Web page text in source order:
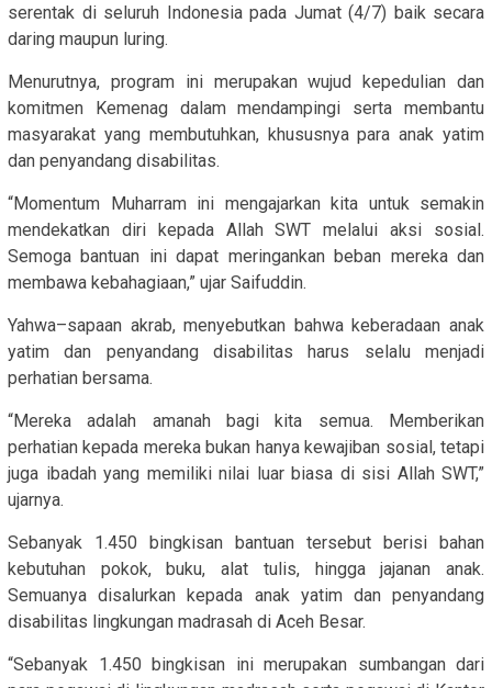
serentak di seluruh Indonesia pada Jumat (4/7) baik secara
daring maupun luring.
Menurutnya, program ini merupakan wujud kepedulian dan
komitmen Kemenag dalam mendampingi serta membantu
masyarakat yang membutuhkan, khususnya para anak yatim
dan penyandang disabilitas.
“Momentum Muharram ini mengajarkan kita untuk semakin
mendekatkan diri kepada Allah SWT melalui aksi sosial.
Semoga bantuan ini dapat meringankan beban mereka dan
membawa kebahagiaan,” ujar Saifuddin.
Yahwa–sapaan akrab, menyebutkan bahwa keberadaan anak
yatim dan penyandang disabilitas harus selalu menjadi
perhatian bersama.
“Mereka adalah amanah bagi kita semua. Memberikan
perhatian kepada mereka bukan hanya kewajiban sosial, tetapi
juga ibadah yang memiliki nilai luar biasa di sisi Allah SWT,”
ujarnya.
Sebanyak 1.450 bingkisan bantuan tersebut berisi bahan
kebutuhan pokok, buku, alat tulis, hingga jajanan anak.
Semuanya disalurkan kepada anak yatim dan penyandang
disabilitas lingkungan madrasah di Aceh Besar.
“Sebanyak 1.450 bingkisan ini merupakan sumbangan dari